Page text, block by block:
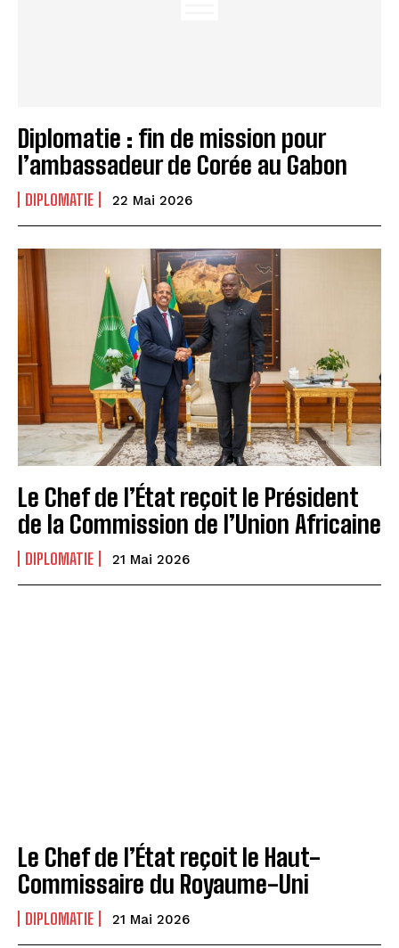
Diplomatie : fin de mission pour
l’ambassadeur de Corée au Gabon
DIPLOMATIE 22 Mai 2026
Le Chef de l’État reçoit le Président
de la Commission de l’Union Africaine
DIPLOMATIE 21 Mai 2026
‎Le Chef de l’État reçoit le Haut-
Commissaire du Royaume-Uni
DIPLOMATIE 21 Mai 2026